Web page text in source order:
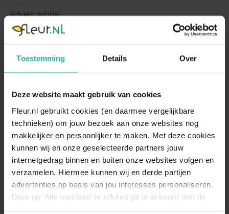
Toestemming Details Over
Deze website maakt gebruik van cookies
Fleur.nl gebruikt cookies (en daarmee vergelijkbare
technieken) om jouw bezoek aan onze websites nog
makkelijker en persoonlijker te maken. Met deze cookies
kunnen wij en onze geselecteerde partners jouw
internetgedrag binnen en buiten onze websites volgen en
verzamelen. Hiermee kunnen wij en derde partijen
advertenties op basis van jou interesses personaliseren.
Door op ‘Alle toestaan’ te klikken ga je akkoord met de
Advies aantal
per m2
Snoeien
hoogte
Winterhard Goed winterhard
Bladbehoudend Ja
Bladkleur Groen
Vruchtdragend Ja
Standplaats Halfschaduw, Zonnig
'Mops' komt het best tot zijn recht op